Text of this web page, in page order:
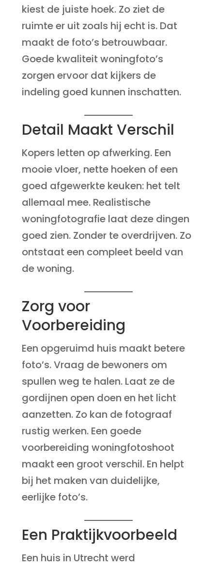
kiest de juiste hoek. Zo ziet de
ruimte er uit zoals hij echt is. Dat
maakt de foto’s betrouwbaar.
Goede kwaliteit woningfoto’s
zorgen ervoor dat kijkers de
indeling goed kunnen inschatten.
Detail Maakt Verschil
Kopers letten op afwerking. Een
mooie vloer, nette hoeken of een
goed afgewerkte keuken: het telt
allemaal mee. Realistische
woningfotografie laat deze dingen
goed zien. Zonder te overdrijven. Zo
ontstaat een compleet beeld van
de woning.
Zorg voor
Voorbereiding
Een opgeruimd huis maakt betere
foto’s. Vraag de bewoners om
spullen weg te halen. Laat ze de
gordijnen open doen en het licht
aanzetten. Zo kan de fotograaf
rustig werken. Een goede
voorbereiding woningfotoshoot
maakt een groot verschil. En helpt
bij het maken van duidelijke,
eerlijke foto’s.
Een Praktijkvoorbeeld
Een huis in Utrecht werd